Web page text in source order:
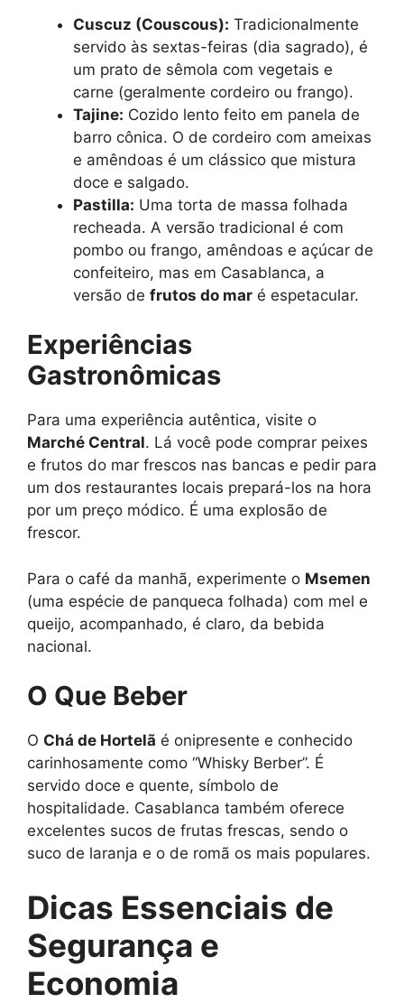
Cuscuz (Couscous): Tradicionalmente
servido às sextas-feiras (dia sagrado), é
um prato de sêmola com vegetais e
carne (geralmente cordeiro ou frango).
Tajine: Cozido lento feito em panela de
barro cônica. O de cordeiro com ameixas
e amêndoas é um clássico que mistura
doce e salgado.
Pastilla: Uma torta de massa folhada
recheada. A versão tradicional é com
pombo ou frango, amêndoas e açúcar de
confeiteiro, mas em Casablanca, a
versão de frutos do mar é espetacular.
Experiências
Gastronômicas
Para uma experiência autêntica, visite o
Marché Central. Lá você pode comprar peixes
e frutos do mar frescos nas bancas e pedir para
um dos restaurantes locais prepará-los na hora
por um preço módico. É uma explosão de
frescor.
Para o café da manhã, experimente o Msemen
(uma espécie de panqueca folhada) com mel e
queijo, acompanhado, é claro, da bebida
nacional.
O Que Beber
O Chá de Hortelã é onipresente e conhecido
carinhosamente como “Whisky Berber”. É
servido doce e quente, símbolo de
hospitalidade. Casablanca também oferece
excelentes sucos de frutas frescas, sendo o
suco de laranja e o de romã os mais populares.
Dicas Essenciais de
Segurança e
Economia